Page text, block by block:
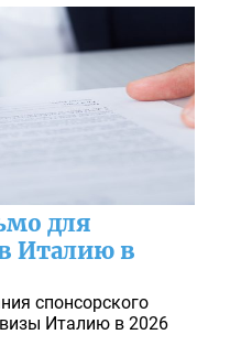
для
Италию в
спонсорского
Италию в 2026